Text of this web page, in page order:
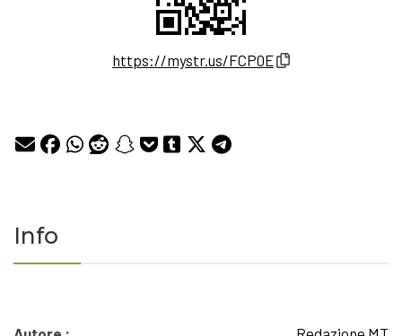
https://mystr.us/FCP0E
Info